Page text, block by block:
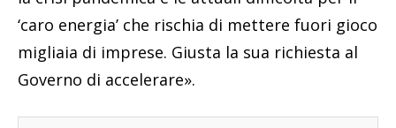
‘caro energia’ che rischia di mettere fuori gioco
migliaia di imprese. Giusta la sua richiesta al
Governo di accelerare».